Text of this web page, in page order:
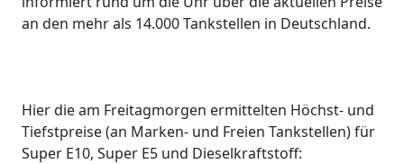
an den mehr als 14.000 Tankstellen in Deutschland.
Hier die am Freitagmorgen ermittelten Höchst- und
Tiefstpreise (an Marken- und Freien Tankstellen) für
Super E10, Super E5 und Dieselkraftstoff: